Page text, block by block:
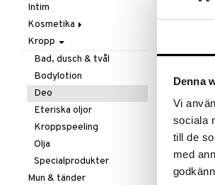
Denna
Vi
sociala
till de
med
Urtekram
Aloe
Prunus
Glycine
water
Snacks
Sötning
Te
Rengöring
Specialprodukter
Handvård
Tillbehör
Balsam
Schampo
Specialprodukter
Intim
Kosmetika
Hud
Läppar
Ögon
Kropp
Bad, dusch & tvål
Bodylotion
Deo
Eteriska oljor
Kroppspeeling
Olja
Specialprodukter
Mun & tänder